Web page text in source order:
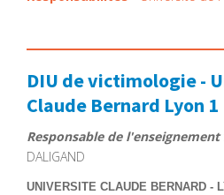
DIU de victimologie -
Claude Bernard Lyon 1
Responsable de l'enseignement
DALIGAND
UNIVERSITE CLAUDE BERNARD -